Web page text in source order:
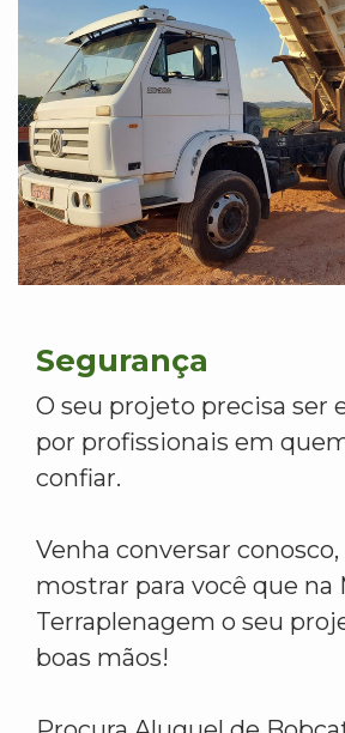
Segurança
O seu projeto precisa ser
por profissionais em
confiar.
Venha conversar
mostrar para você que na
Terraplenagem o seu
boas mãos!